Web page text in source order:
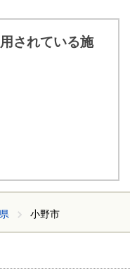
されている施
小野市